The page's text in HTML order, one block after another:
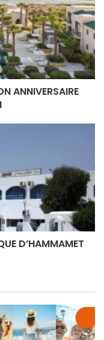
ANNIVERSAIRE
D’HAMMAMET